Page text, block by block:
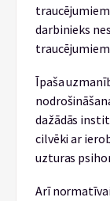
darbinieks
Īpaša
dažādās
cilvēki ar
uzturas
Arī